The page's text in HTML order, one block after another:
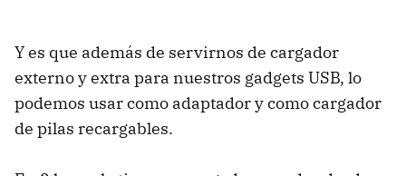
Y es que además de servirnos de cargador
externo y extra para nuestros gadgets USB, lo
podemos usar como adaptador y como cargador
de pilas recargables.